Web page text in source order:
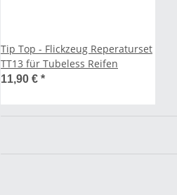
Tip Top - Flickzeug Reperaturset
TT13 für Tubeless Reifen
11,90 € *